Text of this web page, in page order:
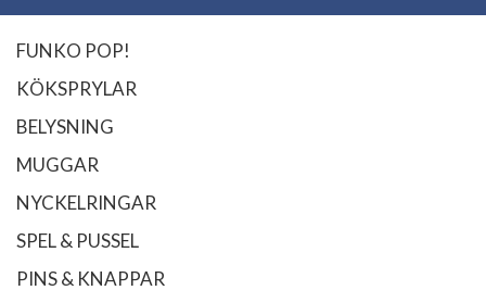
FUNKO POP!
KÖKSPRYLAR
BELYSNING
MUGGAR
NYCKELRINGAR
SPEL & PUSSEL
PINS & KNAPPAR